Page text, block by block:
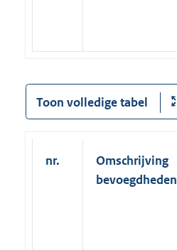
Toon volledige tabel
nr.
Omschrijving
bevoegdheden